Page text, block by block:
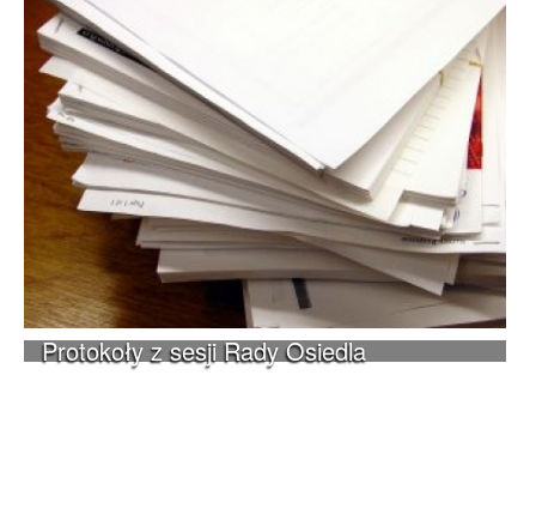
Protokoły z sesji Rady Osiedla